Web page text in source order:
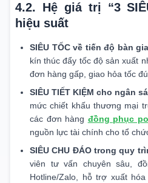
4.2. Hệ giá trị “3
hiệu suất
SIÊU TỐC về tiến độ bàn
kín thúc đẩy tốc độ sản xuất
đơn hàng gấp, giao hỏa tốc
SIÊU TIẾT KIỆM cho ngân
mức chiết khấu thương mại
các đơn hàng đồng phục
nguồn lực tài chính cho tổ
SIÊU CHU ĐÁO trong quy
viên tư vấn chuyên sâu,
Hotline/Zalo, hỗ trợ xuất